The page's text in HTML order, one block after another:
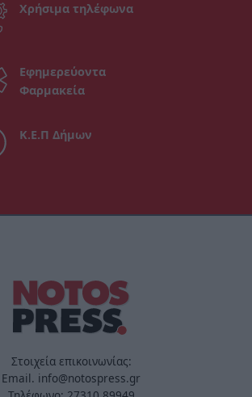
Χρήσιμα τηλέφωνα
Εφημερεύοντα
Φαρμακεία
Κ.Ε.Π Δήμων
Στοιχεία επικοινωνίας:
Email. info@notospress.gr